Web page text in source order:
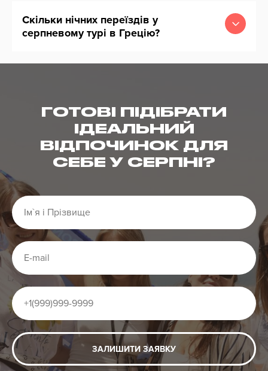
Скільки нічних переїздів у
серпневому турі в Грецію?
ГОТОВІ ПІДІБРАТИ
ІДЕАЛЬНИЙ
ВІДПОЧИНОК ДЛЯ
СЕБЕ У СЕРПНІ?
ЗАЛИШИТИ ЗАЯВКУ